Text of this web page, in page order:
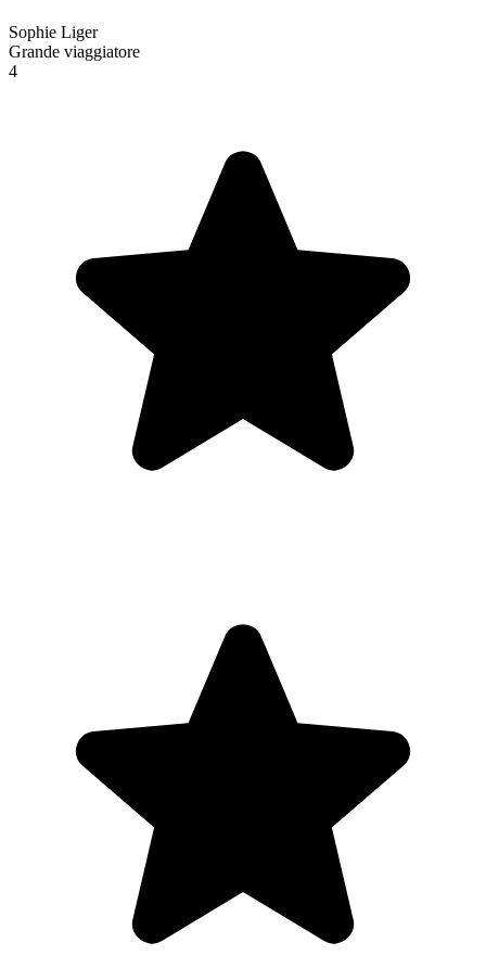
Sophie Liger
Grande viaggiatore
4